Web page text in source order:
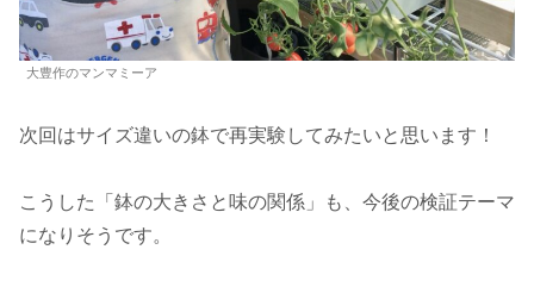
大豊作のマンマミーア
次回はサイズ違いの鉢で再実験してみたいと思います！
こうした「鉢の大きさと味の関係」も、今後の検証テーマ
になりそうです。